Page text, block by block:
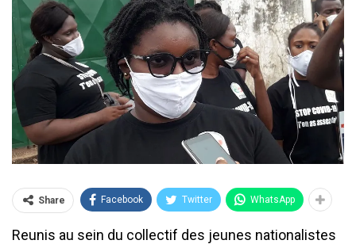
Share Facebook Twitter WhatsApp
Reunis au sein du collectif des jeunes nationalistes